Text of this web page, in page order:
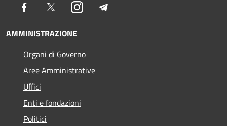
Facebook TwitterInstagram
AMMINISTRAZIONE
Organi di Governo
Aree Amministrative
Uffici
Enti e fondazioni
Politici